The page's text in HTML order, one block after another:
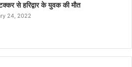
से हरिद्वार के युवक की मौत
24, 2022